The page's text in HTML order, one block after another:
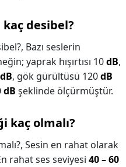
desibel?
Bazı seslerin
yaprak hışırtısı 10dB,
dB, gök gürültüsü 120dB
dB şeklinde ölçürmüştür.
kaç olmalı?
Sesin en rahat olarak
rahat ses seviyesi 40 – 60